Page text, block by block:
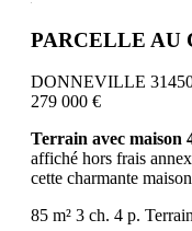
PARCELLE AU
DONNEVILLE
279 000 €
Terrain avec maison
affiché hors frais
cette charmante
85 m² 3 ch. 4 p.